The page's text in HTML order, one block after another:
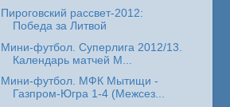
Пироговский рассвет-2012:
Победа за Литвой
Мини-футбол. Суперлига 2012/13.
Календарь матчей М...
Мини-футбол. МФК Мытищи -
Газпром-Югра 1-4 (Межсез...